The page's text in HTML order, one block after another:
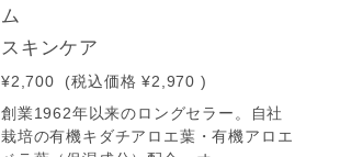
ム
スキンケア
¥2,700 (税込価格 ¥2,970 )
創業1962年以来のロングセラー。自社
栽培の有機キダチアロエ葉・有機アロエ